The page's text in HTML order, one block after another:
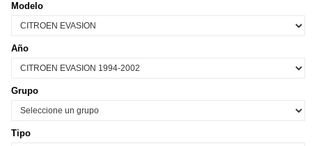
Modelo
Año
Grupo
Tipo